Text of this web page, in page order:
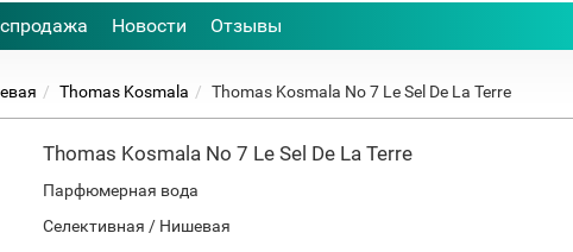
Новости Отзывы
Thomas Kosmala Thomas Kosmala No 7 Le Sel De La Terre
Thomas Kosmala No 7 Le Sel De La Terre
Парфюмерная вода
Селективная / Нишевая